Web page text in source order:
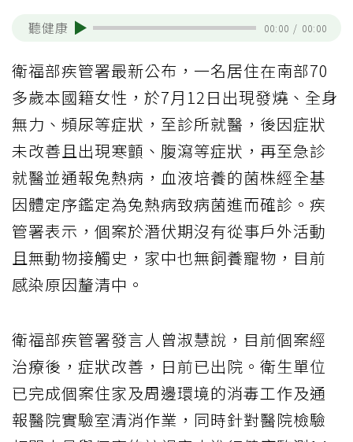
聽健康 00:00 / 00:00
衛福部疾管署最新公布，一名居住在南部70
多歲本國籍女性，於7月12日出現發燒、全身
無力、頻尿等症狀，至診所就醫，後因症狀
未改善且出現寒顫、腹瀉等症狀，再至急診
就醫並通報兔熱病，血液培養的菌株經全基
因體定序鑑定為兔熱病致病菌進而確診。疾
管署表示，個案於潛伏期沒有從事戶外活動
且無動物接觸史，家中也無飼養寵物，目前
感染原因釐清中。
衛福部疾管署發言人曾淑慧說，目前個案經
治療後，症狀改善，日前已出院。衛生單位
已完成個案住家及周邊環境的消毒工作及通
報醫院實驗室清消作業，同時針對醫院檢驗